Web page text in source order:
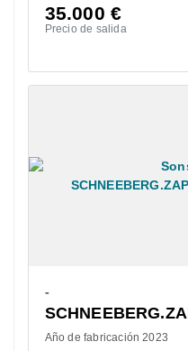
35.000 €
Precio de salida
-
Año de fabricación 2023